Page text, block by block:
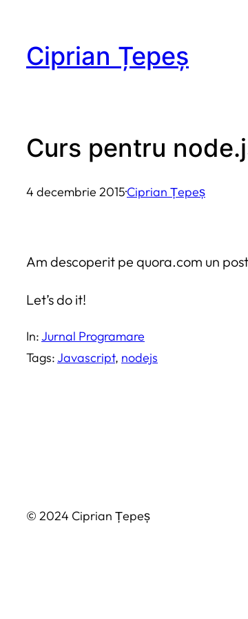
conținut
Ciprian Țepeș
Curs pentru
4 decembrie 2015·Ciprian Țepeș
Am descoperit pe quora.com un
Let’s do it!
In:Jurnal Programare
Tags:Javascript, nodejs
© 2024 Ciprian Țepeș